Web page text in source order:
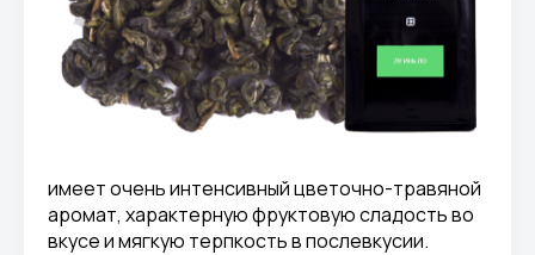
имеет очень интенсивный цветочно-травяной
аромат, характерную фруктовую сладость во
вкусе и мягкую терпкость в послевкусии.